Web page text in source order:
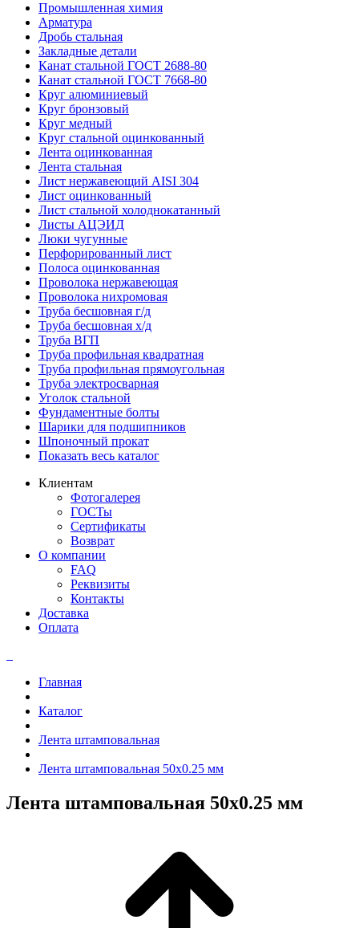
Промышленная химия
Арматура
Дробь стальная
Закладные детали
Канат стальной ГОСТ 2688-80
Канат стальной ГОСТ 7668-80
Круг алюминиевый
Круг бронзовый
Круг медный
Круг стальной оцинкованный
Лента оцинкованная
Лента стальная
Лист нержавеющий AISI 304
Лист оцинкованный
Лист стальной холоднокатанный
Листы АЦЭИД
Люки чугунные
Перфорированный лист
Полоса оцинкованная
Проволока нержавеющая
Проволока нихромовая
Труба бесшовная г/д
Труба бесшовная х/д
Труба ВГП
Труба профильная квадратная
Труба профильная прямоугольная
Труба электросварная
Уголок стальной
Фундаментные болты
Шарики для подшипников
Шпоночный прокат
Показать весь каталог
Клиентам
Фотогалерея
ГОСТы
Сертификаты
Возврат
О компании
FAQ
Реквизиты
Контакты
Доставка
Оплата
Главная
Каталог
Лента штамповальная
Лента штамповальная 50x0.25 мм
Лента штамповальная 50x0.25 мм